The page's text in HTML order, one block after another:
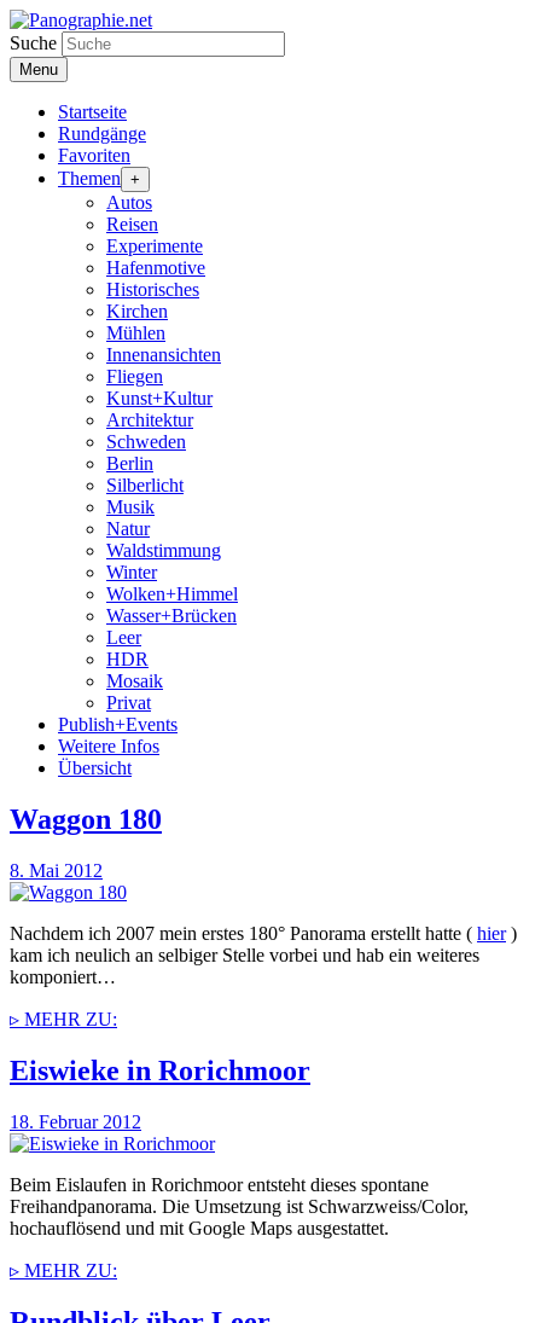
Suche
Menu
Startseite
Rundgänge
Favoriten
Themen +
Autos
Reisen
Experimente
Hafenmotive
Historisches
Kirchen
Mühlen
Innenansichten
Fliegen
Kunst+Kultur
Architektur
Schweden
Berlin
Silberlicht
Musik
Natur
Waldstimmung
Winter
Wolken+Himmel
Wasser+Brücken
Leer
HDR
Mosaik
Privat
Publish+Events
Weitere Infos
Übersicht
Waggon 180
8. Mai 2012
Nachdem ich 2007 mein erstes 180° Panorama erstellt hatte ( hier)
kam ich neulich an selbiger Stelle vorbei und hab ein weiteres
komponiert…
▹ MEHR ZU:
Eiswieke in Rorichmoor
18. Februar 2012
Beim Eislaufen in Rorichmoor entsteht dieses spontane
Freihandpanorama. Die Umsetzung ist Schwarzweiss/Color,
hochauflösend und mit Google Maps ausgestattet.
▹ MEHR ZU: